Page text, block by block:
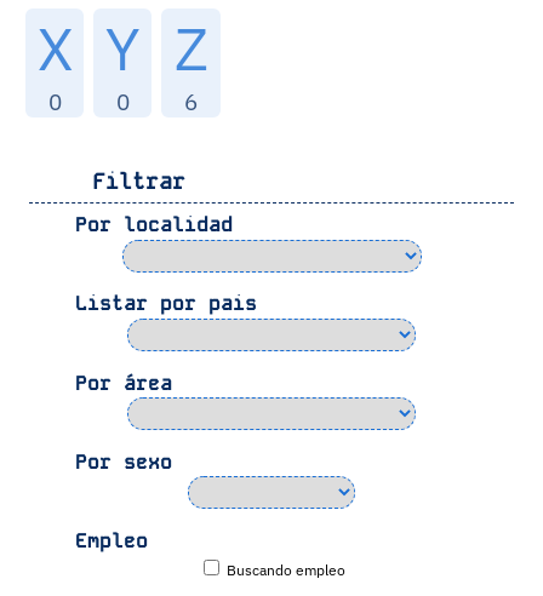
X
0
Y
0
Z
6
Filtrar
Por localidad
Listar por pais
Por área
Por sexo
Empleo
Buscando empleo